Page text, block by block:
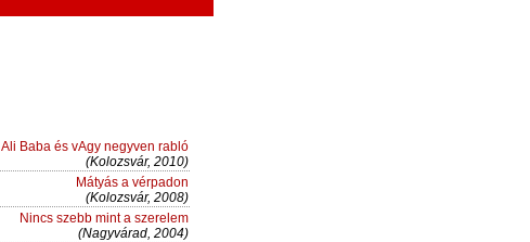
Ali Baba és vAgy negyven rabló
(Kolozsvár, 2010)
Mátyás a vérpadon
(Kolozsvár, 2008)
Nincs szebb mint a szerelem
(Nagyvárad, 2004)